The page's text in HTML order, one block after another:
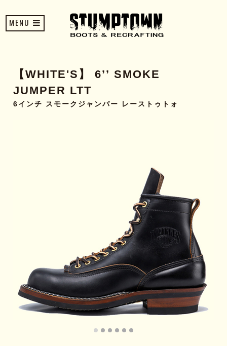
MENU
【WHITE'S】 6’’ SMOKE
JUMPER LTT
6インチ スモークジャンパー レーストゥトォ